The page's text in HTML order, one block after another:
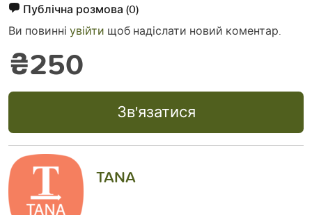
Публічна розмова (0)
Ви повинні увійти щоб надіслати новий коментар.
₴250
Зв'язатися
TANA